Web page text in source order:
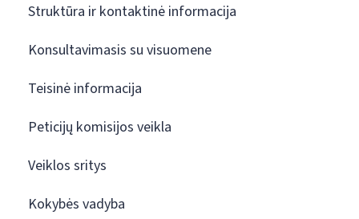
Struktūra ir kontaktinė informacija
Konsultavimasis su visuomene
Teisinė informacija
Peticijų komisijos veikla
Veiklos sritys
Kokybės vadyba